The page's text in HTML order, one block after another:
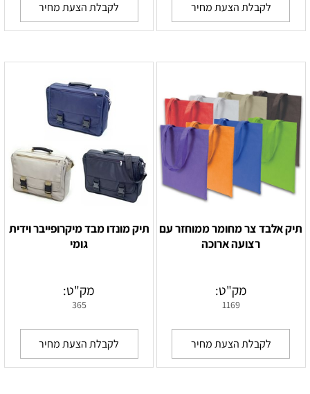
לקבלת הצעת מחיר לקבלת הצעת מחיר
תיק אלבד צר מחומר ממוחזר עם
רצועה ארוכה
מק"ט:
1169
לקבלת הצעת מחיר
תיק מונדו מבד מיקרופייבר וידית
גומי
מק"ט:
365
לקבלת הצעת מחיר